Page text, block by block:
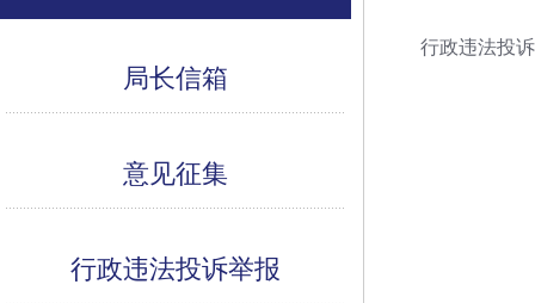
局长信箱
意见征集
行政违法投诉举报
行政违法投